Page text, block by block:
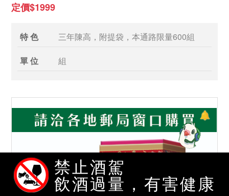
定價$1999
特 色 三年陳高，附提袋，本通路限量600組
單 位 組
禁止酒駕
飲酒過量，有害健康